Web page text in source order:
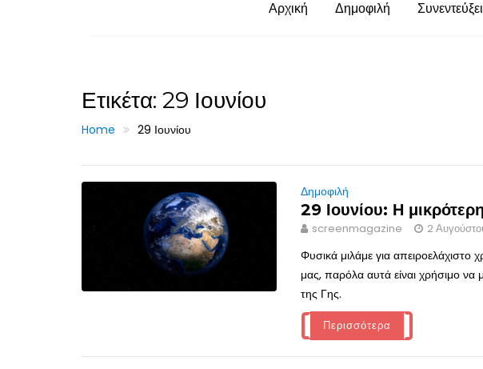
Αρχική Δημοφιλή
Ετικέτα: 29 Ιουνίου
Home 29 Ιουνίου
Δημοφιλή
29 Ιουνίου: Η
screenmagazine 2
Φυσικά μιλάμε για απειροελάχιστο
μας, παρόλα αυτά είναι χρήσιμο να
της Γης.
Περισσότερα